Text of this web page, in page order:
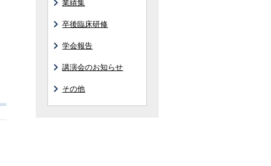
業績集
卒後臨床研修
学会報告
講演会のお知らせ
その他